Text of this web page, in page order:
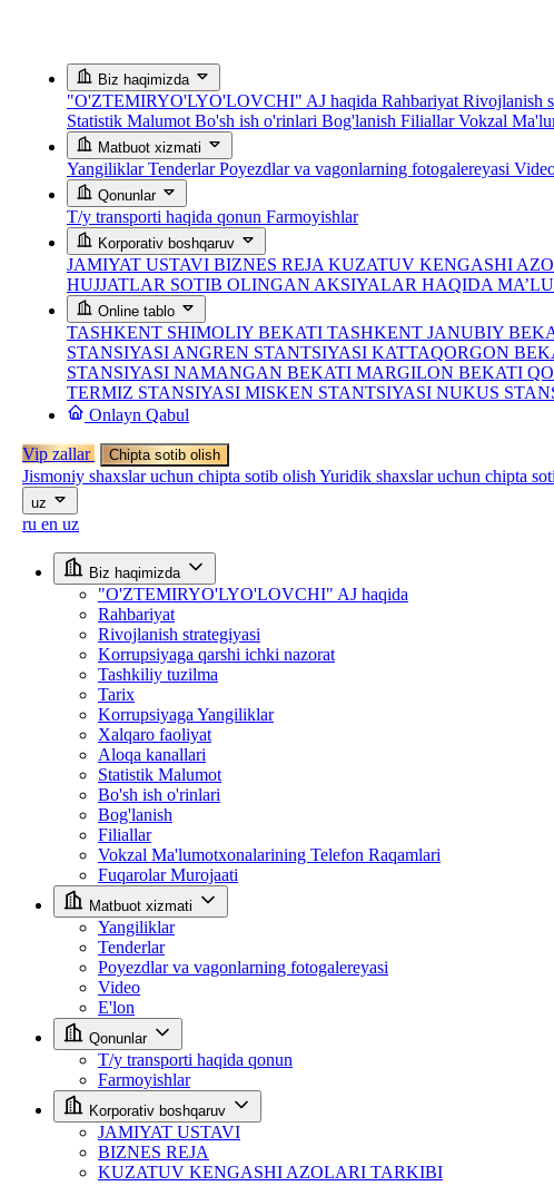
Biz haqimizda
"O'ZTEMIRYO'LYO'LOVCHI" AJ haqida Rahbariyat Rivojlanish
Statistik Malumot Bo'sh ish o'rinlari Bog'lanish FiliallarVokzal
Matbuot xizmati
YangiliklarTenderlarPoyezdlar va vagonlarning fotogalereyasi
Qonunlar
T/y transporti haqida qonun Farmoyishlar
Korporativ boshqaruv
JAMIYAT USTAVI BIZNES REJA KUZATUV KENGASHI
HUJJATLAR SOTIB OLINGAN AKSIYALAR HAQIDA
Online tablo
TASHKENT SHIMOLIY BEKATI TASHKENT JANUBIY
STANSIYASI ANGREN STANTSIYASI KATTAQORGON
STANSIYASI NAMANGAN BEKATI MARGILON BEKATI
TERMIZ STANSIYASI MISKEN STANTSIYASI NUKUS
Onlayn Qabul
Vip zallar Chipta sotib olish
Jismoniy shaxslar uchun chipta sotib olish Yuridik shaxslar uchun chipta
uz
ru en uz
Biz haqimizda
"O'ZTEMIRYO'LYO'LOVCHI" AJ haqida
Rahbariyat
Rivojlanish strategiyasi
Korrupsiyaga qarshi ichki nazorat
Tashkiliy tuzilma
Tarix
Korrupsiyaga Yangiliklar
Xalqaro faoliyat
Aloqa kanallari
Statistik Malumot
Bo'sh ish o'rinlari
Bog'lanish
Filiallar
Vokzal Ma'lumotxonalarining Telefon Raqamlari
Fuqarolar Murojaati
Matbuot xizmati
Yangiliklar
Tenderlar
Poyezdlar va vagonlarning fotogalereyasi
Video
E'lon
Qonunlar
T/y transporti haqida qonun
Farmoyishlar
Korporativ boshqaruv
JAMIYAT USTAVI
BIZNES REJA
KUZATUV KENGASHI AZOLARI TARKIBI